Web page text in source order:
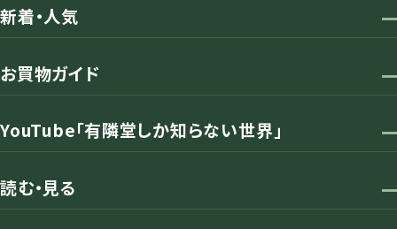
新着・人気
お買物ガイド
YouTube「有隣堂しか知らない世界」
読む・見る